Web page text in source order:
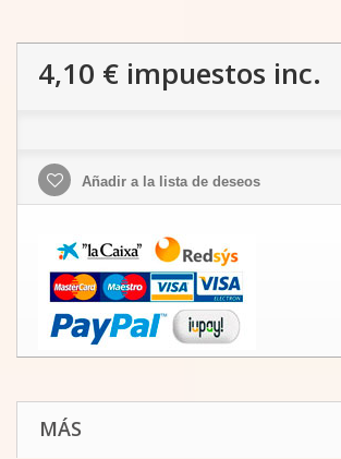
4,10 € impuestos inc.
Añadir a la lista de deseos
MÁS